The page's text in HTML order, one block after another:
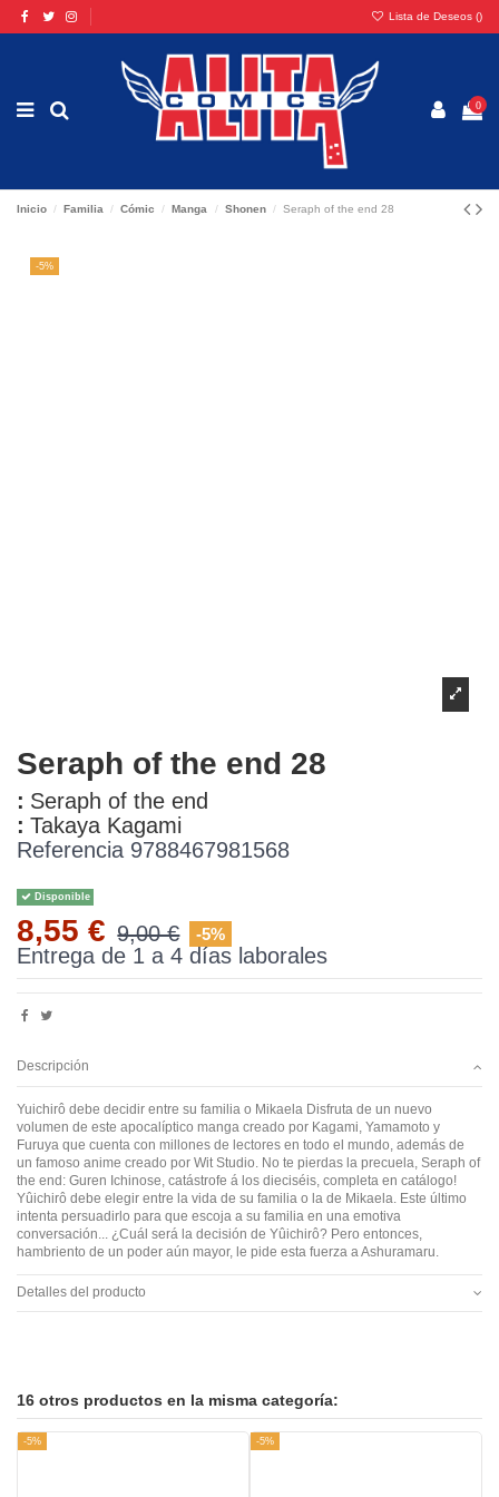
Lista de Deseos ()
0
Inicio Familia Cómic Manga Shonen Seraph of the end 28
-5%
Seraph of the end 28
: Seraph of the end
: Takaya Kagami
Referencia 9788467981568
Disponible
8,55 € 9,00 € -5%
Entrega de 1 a 4 días laborales
Descripción
Yuichirô debe decidir entre su familia o Mikaela Disfruta de un nuevo
volumen de este apocalíptico manga creado por Kagami, Yamamoto y
Furuya que cuenta con millones de lectores en todo el mundo, además de
un famoso anime creado por Wit Studio. No te pierdas la precuela, Seraph of
the end: Guren Ichinose, catástrofe á los dieciséis, completa en catálogo!
Yûichirô debe elegir entre la vida de su familia o la de Mikaela. Este último
intenta persuadirlo para que escoja a su familia en una emotiva
conversación... ¿Cuál será la decisión de Yûichirô? Pero entonces,
hambriento de un poder aún mayor, le pide esta fuerza a Ashuramaru.
Detalles del producto
16 otros productos en la misma categoría:
-5% -5%